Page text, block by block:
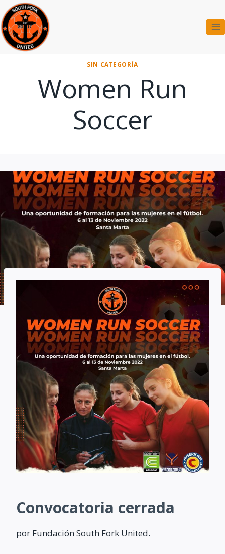
Saltar
al
contenido
SIN CATEGORÍA
Women Run
Soccer
Convocatoria cerrada
por Fundación South Fork United.